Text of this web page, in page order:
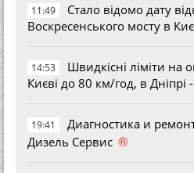
11:49
Стало відомо дату
Воскресенського мосту в
14:53
Швидкісні ліміти на
Києві до 80 км/год, в Дніпрі
19:41
Диагностика и
Дизель Сервис ®